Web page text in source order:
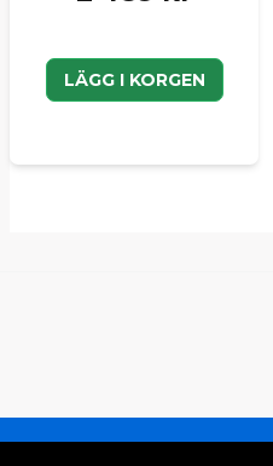
LÄGG I KORGEN